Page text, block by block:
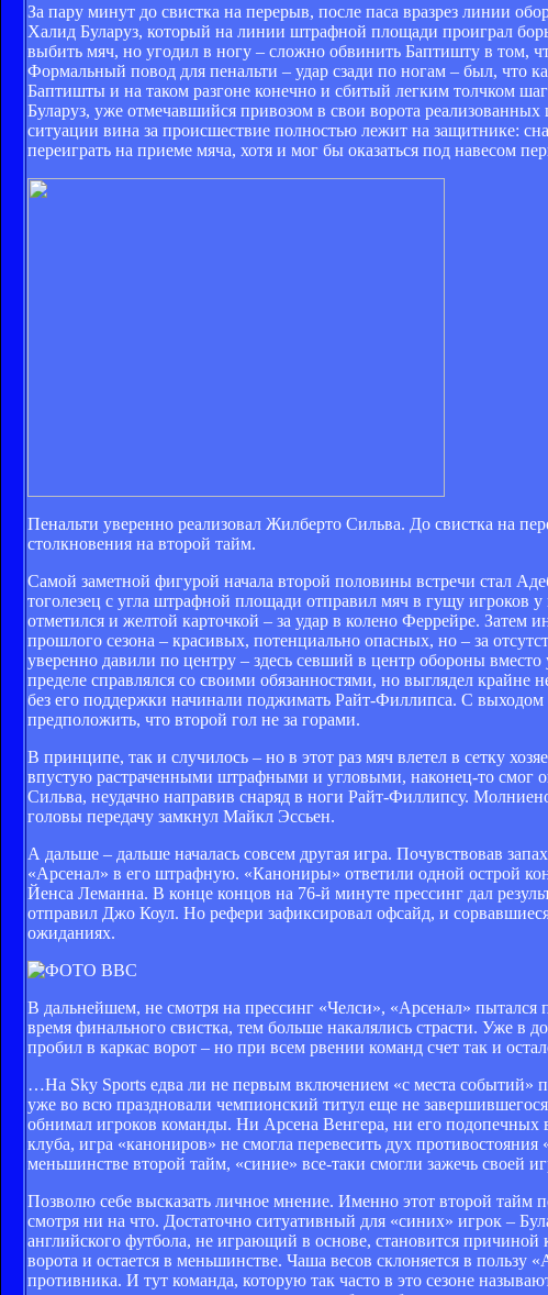
За пару минут до свистка на перерыв, после паса вразрез линии
Халид Буларуз, который на линии штрафной площади проиграл
выбить мяч, но угодил в ногу – сложно обвинить Баптишту в том,
Формальный повод для пенальти – удар сзади по ногам – был, что
Баптишты и на таком разгоне конечно и сбитый легким толчком
Буларуз, уже отмечавшийся привозом в свои ворота
ситуации вина за происшествие полностью лежит на защитнике:
переиграть на приеме мяча, хотя и мог бы оказаться под навесом
Пенальти уверенно реализовал Жилберто Сильва. До свистка на
столкновения на второй тайм.
Самой заметной фигурой начала второй половины встречи стал
тоголезец с угла штрафной площади отправил мяч в гущу игроков
отметился и желтой карточкой – за удар в колено Феррейре. Затем
прошлого сезона – красивых, потенциально опасных, но – за
уверенно давили по центру – здесь севший в центр обороны
пределе справлялся со своими обязанностями, но выглядел крайне
без его поддержки начинали поджимать Райт-Филлипса. С
предположить, что второй гол не за горами.
В принципе, так и случилось – но в этот раз мяч влетел в сетку
впустую растраченными штрафными и угловыми, наконец-то смог
Сильва, неудачно направив снаряд в ноги Райт-Филлипсу.
головы передачу замкнул Майкл Эссьен.
А дальше – дальше началась совсем другая игра. Почувствовав
«Арсенал» в его штрафную. «Канониры» ответили одной острой
Йенса Леманна. В конце концов на 76-й минуте прессинг дал
отправил Джо Коул. Но рефери зафиксировал офсайд, и
ожиданиях.
В дальнейшем, не смотря на прессинг «Челси», «Арсенал»
время финального свистка, тем больше накалялись страсти. Уже в
пробил в каркас ворот – но при всем рвении команд счет так и
…На Sky Sports едва ли не первым включением «с места событий»
уже во всю праздновали чемпионский титул еще не
обнимал игроков команды. Ни Арсена Венгера, ни его подопечных
клуба, игра «канониров» не смогла перевесить дух
меньшинстве второй тайм, «синие» все-таки смогли зажечь своей
Позволю себе высказать личное мнение. Именно этот второй тайм
смотря ни на что. Достаточно ситуативный для «синих» игрок –
английского футбола, не играющий в основе, становится
ворота и остается в меньшинстве. Чаша весов склоняется в пользу
противника. И тут команда, которую так часто в это сезоне